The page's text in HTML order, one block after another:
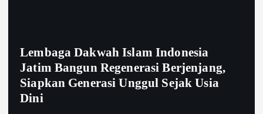
Lembaga Dakwah Islam Indonesia
Jatim Bangun Regenerasi Berjenjang,
Siapkan Generasi Unggul Sejak Usia
Dini